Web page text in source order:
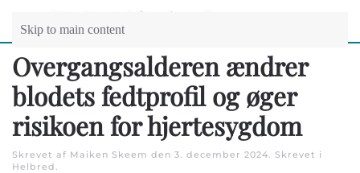
Skip to main content
Overgangsalderen ændrer
blodets fedtprofil og øger
risikoen for hjertesygdom
Skrevet af Maiken Skeem den 3. december 2024. Skrevet i
Helbred.